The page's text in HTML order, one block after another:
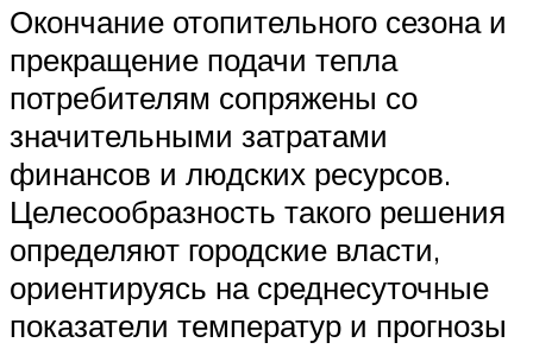
Окончание отопительного сезона и
прекращение подачи тепла
потребителям сопряжены со
значительными затратами
финансов и людских ресурсов.
Целесообразность такого решения
определяют городские власти,
ориентируясь на среднесуточные
показатели температур и прогнозы